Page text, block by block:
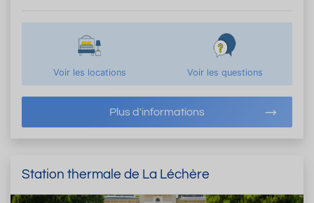
Voir les locations Voir les questions
Plus d'informations
Station thermale de La Léchère